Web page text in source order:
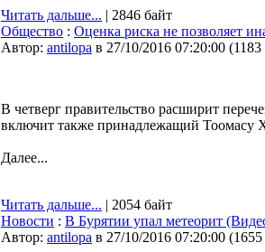
Читать дальше... | 2846 байт
Общество : Оценка риска не позволяет
Автор: antilopa в 27/10/2016 07:20:00 (
В четверг правительство расширит
включит также принадлежащий Тоомасу
Далее...
Читать дальше... | 2054 байт
Новости : В Бурятии упал метеорит
Автор: antilopa в 27/10/2016 07:20:00 (